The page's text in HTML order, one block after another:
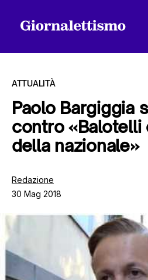
Tutti gli articoli
Chi siamo
Contatti
ATTUALITÀ
Paolo Bargiggia
contro «Balotelli
della nazionale»
Redazione
30 Mag 2018